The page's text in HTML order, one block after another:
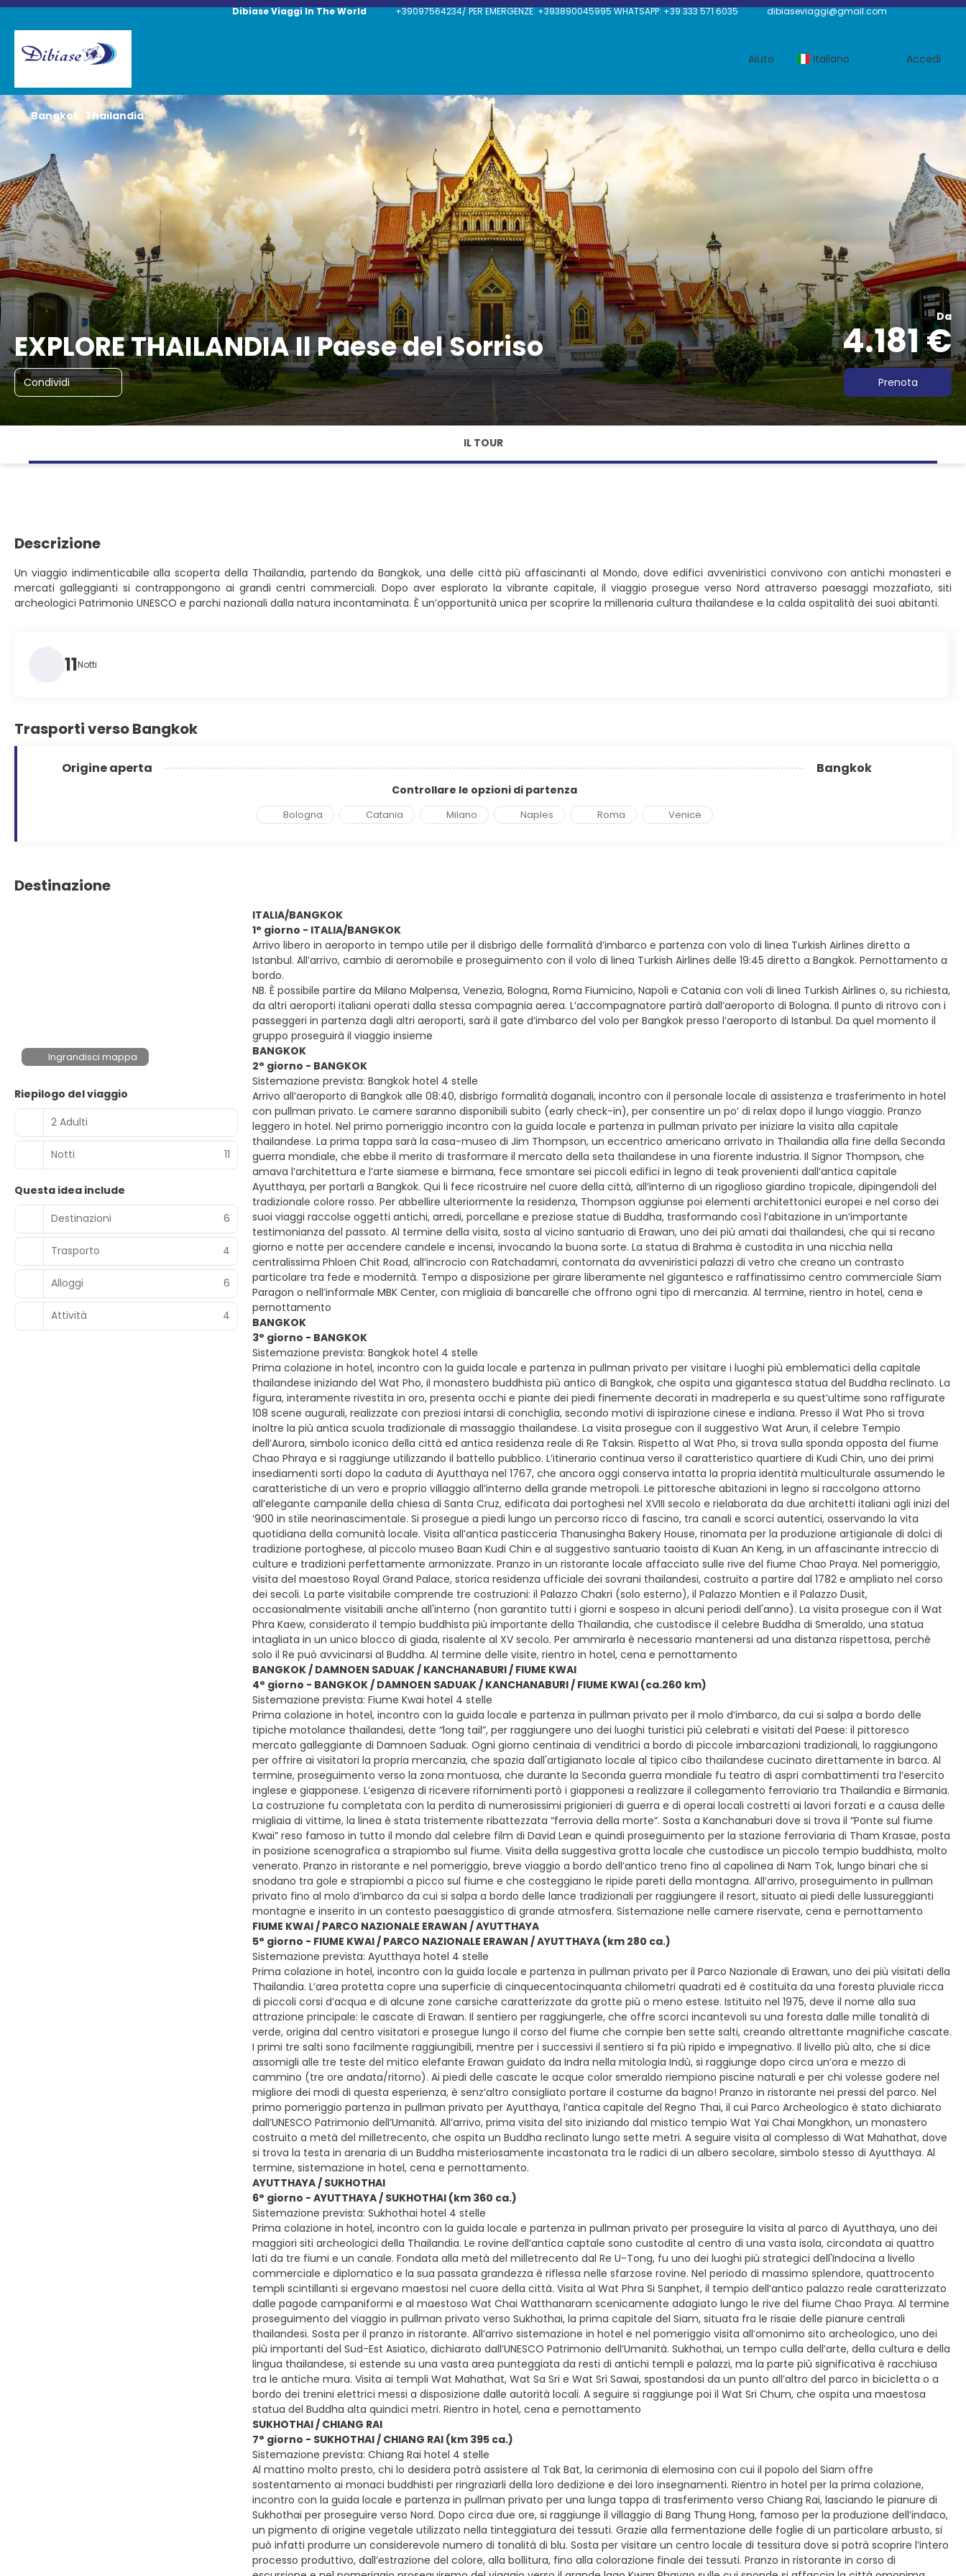
Dibiase Viaggi In The World +39097564234/ PER EMERGENZE: +393890045995 WHATSAPP: +39 333 571 6035 dibiaseviaggi@gmail.com
Aiuto Italiano Accedi
EXPLORE THAILANDIA Il Paese del Sorriso
Da
4.181 €
Condividi Prenota
Bangkok, Thailandia
IL TOUR
Descrizione
Un viaggio indimenticabile alla scoperta della Thailandia, partendo da Bangkok, una delle città più affascinanti al Mondo, dove edifici avveniristici convivono con antichi monasteri e
mercati galleggianti si contrappongono ai grandi centri commerciali. Dopo aver esplorato la vibrante capitale, il viaggio prosegue verso Nord attraverso paesaggi mozzafiato, siti
archeologici Patrimonio UNESCO e parchi nazionali dalla natura incontaminata. È un’opportunità unica per scoprire la millenaria cultura thailandese e la calda ospitalità dei suoi abitanti.
11Notti
Trasporti verso Bangkok
Origine aperta Bangkok
Controllare le opzioni di partenza
Bologna Catania Milano Naples Roma Venice
Destinazione
Ingrandisci mappa
Riepilogo del viaggio
2 Adulti
Notti 11
Questa idea include
Destinazioni
6
Trasporto 4
Alloggi 6
Attività 4
ITALIA/BANGKOK
1° giorno - ITALIA/BANGKOK
Arrivo libero in aeroporto in tempo utile per il disbrigo delle formalità d’imbarco e partenza con volo di linea Turkish Airlines diretto a
Istanbul. All’arrivo, cambio di aeromobile e proseguimento con il volo di linea Turkish Airlines delle 19:45 diretto a Bangkok. Pernottamento a
bordo.
NB. È possibile partire da Milano Malpensa, Venezia, Bologna, Roma Fiumicino, Napoli e Catania con voli di linea Turkish Airlines o, su richiesta,
da altri aeroporti italiani operati dalla stessa compagnia aerea. L’accompagnatore partirà dall’aeroporto di Bologna. Il punto di ritrovo con i
passeggeri in partenza dagli altri aeroporti, sarà il gate d’imbarco del volo per Bangkok presso l’aeroporto di Istanbul. Da quel momento il
gruppo proseguirà il viaggio insieme
BANGKOK
2° giorno - BANGKOK
Sistemazione prevista: Bangkok hotel 4 stelle
Arrivo all’aeroporto di Bangkok alle 08:40, disbrigo formalità doganali, incontro con il personale locale di assistenza e trasferimento in hotel
con pullman privato. Le camere saranno disponibili subito (early check-in), per consentire un po’ di relax dopo il lungo viaggio. Pranzo
leggero in hotel. Nel primo pomeriggio incontro con la guida locale e partenza in pullman privato per iniziare la visita alla capitale
thailandese. La prima tappa sarà la casa-museo di Jim Thompson, un eccentrico americano arrivato in Thailandia alla fine della Seconda
guerra mondiale, che ebbe il merito di trasformare il mercato della seta thailandese in una fiorente industria. Il Signor Thompson, che
amava l’architettura e l’arte siamese e birmana, fece smontare sei piccoli edifici in legno di teak provenienti dall’antica capitale
Ayutthaya, per portarli a Bangkok. Qui li fece ricostruire nel cuore della città, all’interno di un rigoglioso giardino tropicale, dipingendoli del
tradizionale colore rosso. Per abbellire ulteriormente la residenza, Thompson aggiunse poi elementi architettonici europei e nel corso dei
suoi viaggi raccolse oggetti antichi, arredi, porcellane e preziose statue di Buddha, trasformando così l’abitazione in un’importante
testimonianza del passato. Al termine della visita, sosta al vicino santuario di Erawan, uno dei più amati dai thailandesi, che qui si recano
giorno e notte per accendere candele e incensi, invocando la buona sorte. La statua di Brahma è custodita in una nicchia nella
centralissima Phloen Chit Road, all’incrocio con Ratchadamri, contornata da avveniristici palazzi di vetro che creano un contrasto
particolare tra fede e modernità. Tempo a disposizione per girare liberamente nel gigantesco e raffinatissimo centro commerciale Siam
Paragon o nell’informale MBK Center, con migliaia di bancarelle che offrono ogni tipo di mercanzia. Al termine, rientro in hotel, cena e
pernottamento
BANGKOK
3° giorno - BANGKOK
Sistemazione prevista: Bangkok hotel 4 stelle
Prima colazione in hotel, incontro con la guida locale e partenza in pullman privato per visitare i luoghi più emblematici della capitale
thailandese iniziando del Wat Pho, il monastero buddhista più antico di Bangkok, che ospita una gigantesca statua del Buddha reclinato. La
figura, interamente rivestita in oro, presenta occhi e piante dei piedi finemente decorati in madreperla e su quest’ultime sono raffigurate
108 scene augurali, realizzate con preziosi intarsi di conchiglia, secondo motivi di ispirazione cinese e indiana. Presso il Wat Pho si trova
inoltre la più antica scuola tradizionale di massaggio thailandese. La visita prosegue con il suggestivo Wat Arun, il celebre Tempio
dell’Aurora, simbolo iconico della città ed antica residenza reale di Re Taksin. Rispetto al Wat Pho, si trova sulla sponda opposta del fiume
Chao Phraya e si raggiunge utilizzando il battello pubblico. L’itinerario continua verso il caratteristico quartiere di Kudi Chin, uno dei primi
insediamenti sorti dopo la caduta di Ayutthaya nel 1767, che ancora oggi conserva intatta la propria identità multiculturale assumendo le
caratteristiche di un vero e proprio villaggio all’interno della grande metropoli. Le pittoresche abitazioni in legno si raccolgono attorno
all’elegante campanile della chiesa di Santa Cruz, edificata dai portoghesi nel XVIII secolo e rielaborata da due architetti italiani agli inizi del
‘900 in stile neorinascimentale. Si prosegue a piedi lungo un percorso ricco di fascino, tra canali e scorci autentici, osservando la vita
quotidiana della comunità locale. Visita all’antica pasticceria Thanusingha Bakery House, rinomata per la produzione artigianale di dolci di
tradizione portoghese, al piccolo museo Baan Kudi Chin e al suggestivo santuario taoista di Kuan An Keng, in un affascinante intreccio di
culture e tradizioni perfettamente armonizzate. Pranzo in un ristorante locale affacciato sulle rive del fiume Chao Praya. Nel pomeriggio,
visita del maestoso Royal Grand Palace, storica residenza ufficiale dei sovrani thailandesi, costruito a partire dal 1782 e ampliato nel corso
dei secoli. La parte visitabile comprende tre costruzioni: il Palazzo Chakri (solo esterno), il Palazzo Montien e il Palazzo Dusit,
occasionalmente visitabili anche all'interno (non garantito tutti i giorni e sospeso in alcuni periodi dell'anno). La visita prosegue con il Wat
Phra Kaew, considerato il tempio buddhista più importante della Thailandia, che custodisce il celebre Buddha di Smeraldo, una statua
intagliata in un unico blocco di giada, risalente al XV secolo. Per ammirarla è necessario mantenersi ad una distanza rispettosa, perché
solo il Re può avvicinarsi al Buddha. Al termine delle visite, rientro in hotel, cena e pernottamento
BANGKOK / DAMNOEN SADUAK / KANCHANABURI / FIUME KWAI
4° giorno - BANGKOK / DAMNOEN SADUAK / KANCHANABURI / FIUME KWAI (ca.260 km)
Sistemazione prevista: Fiume Kwai hotel 4 stelle
Prima colazione in hotel, incontro con la guida locale e partenza in pullman privato per il molo d’imbarco, da cui si salpa a bordo delle
tipiche motolance thailandesi, dette “long tail”, per raggiungere uno dei luoghi turistici più celebrati e visitati del Paese: il pittoresco
mercato galleggiante di Damnoen Saduak. Ogni giorno centinaia di venditrici a bordo di piccole imbarcazioni tradizionali, lo raggiungono
per offrire ai visitatori la propria mercanzia, che spazia dall'artigianato locale al tipico cibo thailandese cucinato direttamente in barca. Al
termine, proseguimento verso la zona montuosa, che durante la Seconda guerra mondiale fu teatro di aspri combattimenti tra l’esercito
inglese e giapponese. L’esigenza di ricevere rifornimenti portò i giapponesi a realizzare il collegamento ferroviario tra Thailandia e Birmania.
La costruzione fu completata con la perdita di numerosissimi prigionieri di guerra e di operai locali costretti ai lavori forzati e a causa delle
migliaia di vittime, la linea è stata tristemente ribattezzata “ferrovia della morte”. Sosta a Kanchanaburi dove si trova il “Ponte sul fiume
Kwai” reso famoso in tutto il mondo dal celebre film di David Lean e quindi proseguimento per la stazione ferroviaria di Tham Krasae, posta
in posizione scenografica a strapiombo sul fiume. Visita della suggestiva grotta locale che custodisce un piccolo tempio buddhista, molto
venerato. Pranzo in ristorante e nel pomeriggio, breve viaggio a bordo dell’antico treno fino al capolinea di Nam Tok, lungo binari che si
snodano tra gole e strapiombi a picco sul fiume e che costeggiano le ripide pareti della montagna. All’arrivo, proseguimento in pullman
privato fino al molo d’imbarco da cui si salpa a bordo delle lance tradizionali per raggiungere il resort, situato ai piedi delle lussureggianti
montagne e inserito in un contesto paesaggistico di grande atmosfera. Sistemazione nelle camere riservate, cena e pernottamento
FIUME KWAI / PARCO NAZIONALE ERAWAN / AYUTTHAYA
5° giorno - FIUME KWAI / PARCO NAZIONALE ERAWAN / AYUTTHAYA (km 280 ca.)
Sistemazione prevista: Ayutthaya hotel 4 stelle
Prima colazione in hotel, incontro con la guida locale e partenza in pullman privato per il Parco Nazionale di Erawan, uno dei più visitati della
Thailandia. L’area protetta copre una superficie di cinquecentocinquanta chilometri quadrati ed è costituita da una foresta pluviale ricca
di piccoli corsi d’acqua e di alcune zone carsiche caratterizzate da grotte più o meno estese. Istituito nel 1975, deve il nome alla sua
attrazione principale: le cascate di Erawan. Il sentiero per raggiungerle, che offre scorci incantevoli su una foresta dalle mille tonalità di
verde, origina dal centro visitatori e prosegue lungo il corso del fiume che compie ben sette salti, creando altrettante magnifiche cascate.
I primi tre salti sono facilmente raggiungibili, mentre per i successivi il sentiero si fa più ripido e impegnativo. Il livello più alto, che si dice
assomigli alle tre teste del mitico elefante Erawan guidato da Indra nella mitologia Indù, si raggiunge dopo circa un’ora e mezzo di
cammino (tre ore andata/ritorno). Ai piedi delle cascate le acque color smeraldo riempiono piscine naturali e per chi volesse godere nel
migliore dei modi di questa esperienza, è senz’altro consigliato portare il costume da bagno! Pranzo in ristorante nei pressi del parco. Nel
primo pomeriggio partenza in pullman privato per Ayutthaya, l’antica capitale del Regno Thai, il cui Parco Archeologico è stato dichiarato
dall’UNESCO Patrimonio dell’Umanità. All’arrivo, prima visita del sito iniziando dal mistico tempio Wat Yai Chai Mongkhon, un monastero
costruito a metà del milletrecento, che ospita un Buddha reclinato lungo sette metri. A seguire visita al complesso di Wat Mahathat, dove
si trova la testa in arenaria di un Buddha misteriosamente incastonata tra le radici di un albero secolare, simbolo stesso di Ayutthaya. Al
termine, sistemazione in hotel, cena e pernottamento.
AYUTTHAYA / SUKHOTHAI
6° giorno - AYUTTHAYA / SUKHOTHAI (km 360 ca.)
Sistemazione prevista: Sukhothai hotel 4 stelle
Prima colazione in hotel, incontro con la guida locale e partenza in pullman privato per proseguire la visita al parco di Ayutthaya, uno dei
maggiori siti archeologici della Thailandia. Le rovine dell’antica captale sono custodite al centro di una vasta isola, circondata ai quattro
lati da tre fiumi e un canale. Fondata alla metà del milletrecento dal Re U-Tong, fu uno dei luoghi più strategici dell'Indocina a livello
commerciale e diplomatico e la sua passata grandezza è riflessa nelle sfarzose rovine. Nel periodo di massimo splendore, quattrocento
templi scintillanti si ergevano maestosi nel cuore della città. Visita al Wat Phra Si Sanphet, il tempio dell’antico palazzo reale caratterizzato
dalle pagode campaniformi e al maestoso Wat Chai Watthanaram scenicamente adagiato lungo le rive del fiume Chao Praya. Al termine
proseguimento del viaggio in pullman privato verso Sukhothai, la prima capitale del Siam, situata fra le risaie delle pianure centrali
thailandesi. Sosta per il pranzo in ristorante. All’arrivo sistemazione in hotel e nel pomeriggio visita all’omonimo sito archeologico, uno dei
più importanti del Sud-Est Asiatico, dichiarato dall’UNESCO Patrimonio dell’Umanità. Sukhothai, un tempo culla dell’arte, della cultura e della
lingua thailandese, si estende su una vasta area punteggiata da resti di antichi templi e palazzi, ma la parte più significativa è racchiusa
tra le antiche mura. Visita ai templi Wat Mahathat, Wat Sa Sri e Wat Sri Sawai, spostandosi da un punto all’altro del parco in bicicletta o a
bordo dei trenini elettrici messi a disposizione dalle autorità locali. A seguire si raggiunge poi il Wat Sri Chum, che ospita una maestosa
statua del Buddha alta quindici metri. Rientro in hotel, cena e pernottamento
SUKHOTHAI / CHIANG RAI
7° giorno - SUKHOTHAI / CHIANG RAI (km 395 ca.)
Sistemazione prevista: Chiang Rai hotel 4 stelle
Al mattino molto presto, chi lo desidera potrà assistere al Tak Bat, la cerimonia di elemosina con cui il popolo del Siam offre
sostentamento ai monaci buddhisti per ringraziarli della loro dedizione e dei loro insegnamenti. Rientro in hotel per la prima colazione,
incontro con la guida locale e partenza in pullman privato per una lunga tappa di trasferimento verso Chiang Rai, lasciando le pianure di
Sukhothai per proseguire verso Nord. Dopo circa due ore, si raggiunge il villaggio di Bang Thung Hong, famoso per la produzione dell’indaco,
un pigmento di origine vegetale utilizzato nella tinteggiatura dei tessuti. Grazie alla fermentazione delle foglie di un particolare arbusto, si
può infatti produrre un considerevole numero di tonalità di blu. Sosta per visitare un centro locale di tessitura dove si potrà scoprire l’intero
processo produttivo, dall’estrazione del colore, alla bollitura, fino alla colorazione finale dei tessuti. Pranzo in ristorante in corso di